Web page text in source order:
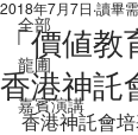
全部
龍圃
嘉賓演講
「價値
香港神託
2018年7月7日 讀畢
香港神託會